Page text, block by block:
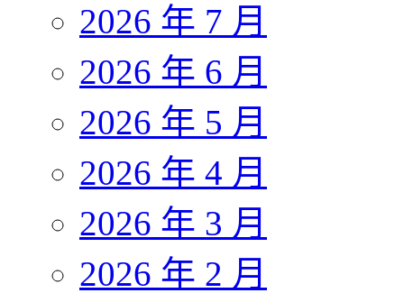
2026 年 7 月
2026 年 6 月
2026 年 5 月
2026 年 4 月
2026 年 3 月
2026 年 2 月